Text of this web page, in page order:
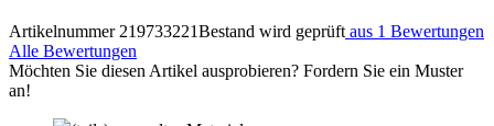
Artikelnummer 219733221Bestand wird geprüft aus 1 Bewertungen
Alle Bewertungen
Möchten Sie diesen Artikel ausprobieren? Fordern Sie ein Muster
an!